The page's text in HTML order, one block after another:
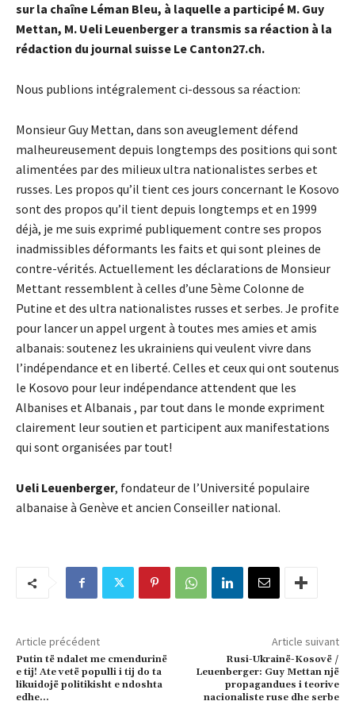
sur la chaîne Léman Bleu, à laquelle a participé M. Guy
Mettan, M. Ueli Leuenberger a transmis sa réaction à la
rédaction du journal suisse Le Canton27.ch.
Nous publions intégralement ci-dessous sa réaction:
Monsieur Guy Mettan, dans son aveuglement défend
malheureusement depuis longtemps des positions qui sont
alimentées par des milieux ultra nationalistes serbes et
russes. Les propos qu’il tient ces jours concernant le Kosovo
sont des propos qu’il tient depuis longtemps et en 1999
déjà, je me suis exprimé publiquement contre ses propos
inadmissibles déformants les faits et qui sont pleines de
contre-vérités. Actuellement les déclarations de Monsieur
Mettant ressemblent à celles d’une 5ème Colonne de
Putine et des ultra nationalistes russes et serbes. Je profite
pour lancer un appel urgent à toutes mes amies et amis
albanais: soutenez les ukrainiens qui veulent vivre dans
l’indépendance et en liberté. Celles et ceux qui ont soutenus
le Kosovo pour leur indépendance attendent que les
Albanises et Albanais , par tout dans le monde expriment
clairement leur soutien et participent aux manifestations
qui sont organisées par tout!
Ueli Leuenberger, fondateur de l’Université populaire
albanaise à Genève et ancien Conseiller national.
Article précédent
Putin të ndalet me cmendurinë
e tij! Ate vetë populli i tij do ta
likuidojë politikisht e ndoshta
edhe…
Article suivant
Rusi-Ukrainë-Kosovë /
Leuenberger: Guy Mettan një
propagandues i teorive
nacionaliste ruse dhe serbe